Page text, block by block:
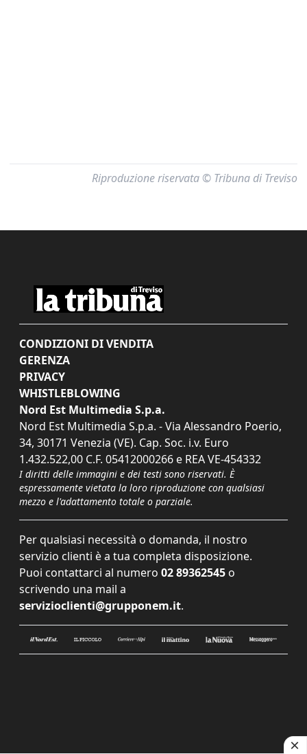
Riproduzione riservata © Tribuna di Treviso
CONDIZIONI DI VENDITA
GERENZA
PRIVACY
WHISTLEBLOWING
Nord Est Multimedia S.p.a.
Nord Est Multimedia S.p.a. - Via Alessandro Poerio,
34, 30171 Venezia (VE). Cap. Soc. i.v. Euro
1.432.522,00 C.F. 05412000266 e REA VE-454332
I diritti delle immagini e dei testi sono riservati. È
espressamente vietata la loro riproduzione con qualsiasi
mezzo e l'adattamento totale o parziale.
Per qualsiasi necessità o domanda, il nostro
servizio clienti è a tua completa disposizione.
Puoi contattarci al numero 02 89362545 o
scrivendo una mail a
servizioclienti@grupponem.it.